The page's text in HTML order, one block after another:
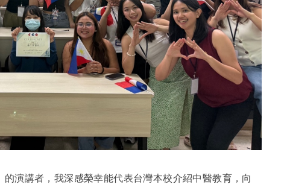
的演講者，我深感榮幸能代表台灣本校介紹中醫教育，向